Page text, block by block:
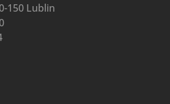
150 Lublin